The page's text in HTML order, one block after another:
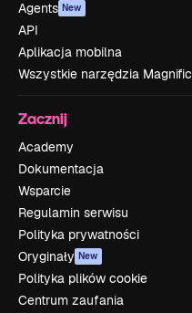
Agents New
API
Aplikacja mobilna
Wszystkie narzędzia Magnific
Zacznij
Academy
Dokumentacja
Wsparcie
Regulamin serwisu
Polityka prywatności
Oryginały New
Polityka plików cookie
Centrum zaufania